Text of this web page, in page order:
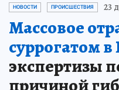
НОВОСТИ ПРОИСШЕСТВИЯ 23
Массовое
суррогатом
экспертизы
причиной